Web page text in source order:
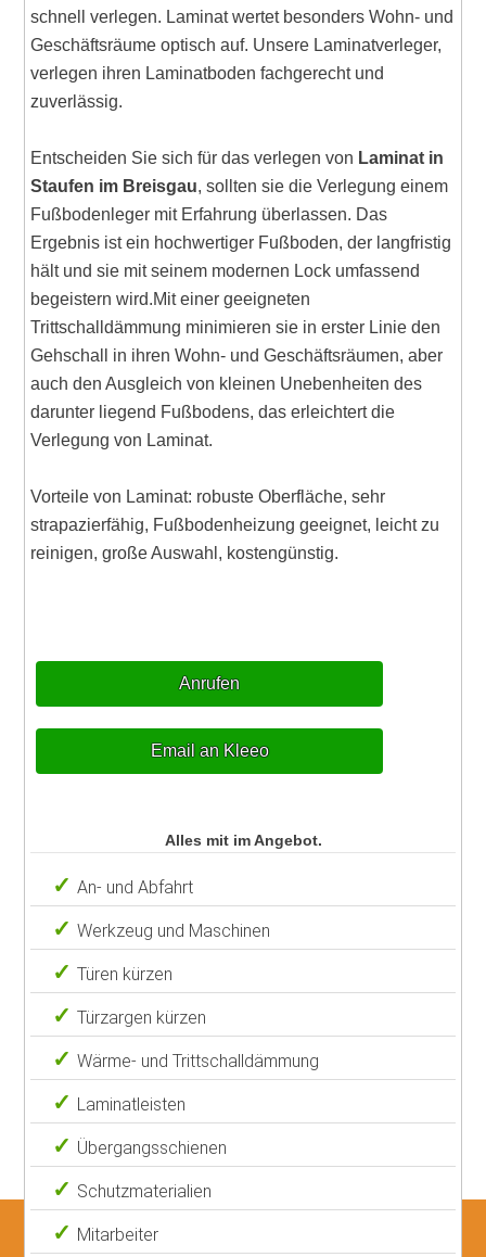
schnell verlegen. Laminat wertet besonders Wohn- und
Geschäftsräume optisch auf. Unsere Laminatverleger,
verlegen ihren Laminatboden fachgerecht und
zuverlässig.
Entscheiden Sie sich für das verlegen von Laminat in
Staufen im Breisgau, sollten sie die Verlegung einem
Fußbodenleger mit Erfahrung überlassen. Das
Ergebnis ist ein hochwertiger Fußboden, der langfristig
hält und sie mit seinem modernen Lock umfassend
begeistern wird.Mit einer geeigneten
Trittschalldämmung minimieren sie in erster Linie den
Gehschall in ihren Wohn- und Geschäftsräumen, aber
auch den Ausgleich von kleinen Unebenheiten des
darunter liegend Fußbodens, das erleichtert die
Verlegung von Laminat.
Vorteile von Laminat: robuste Oberfläche, sehr
strapazierfähig, Fußbodenheizung geeignet, leicht zu
reinigen, große Auswahl, kostengünstig.
Anrufen
Email an Kleeo
Alles mit im Angebot.
An- und Abfahrt
Werkzeug und Maschinen
Türen kürzen
Türzargen kürzen
Wärme- und Trittschalldämmung
Laminatleisten
Übergangsschienen
Schutzmaterialien
Mitarbeiter